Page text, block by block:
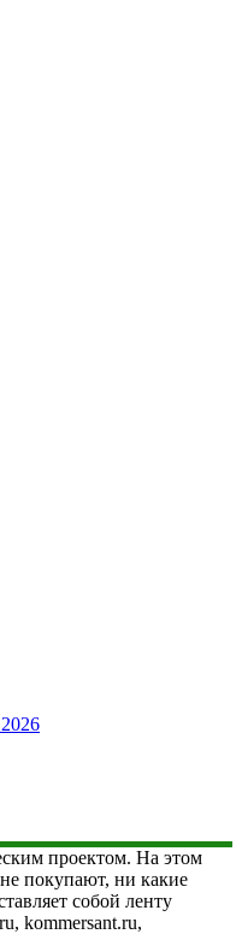
проектом. На этом
покупают, ни какие
собой ленту
kommersant.ru,